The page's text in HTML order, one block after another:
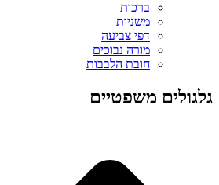
ברכות
משניות
דפי צביעה
מורה נבוכים
חובת הלבבות
גלגולים משפטיים